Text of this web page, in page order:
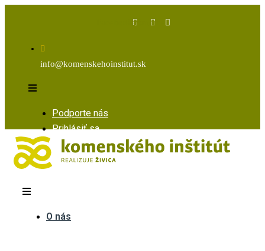
InstagramYoutube
info@komenskehoinstitut.sk
Podporte nás
Prihlásiť sa
O nás